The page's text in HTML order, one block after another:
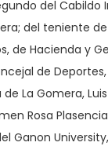
del Cabildo
del teniente
de Hacienda y
de
La Gomera,
Rosa
Ganon